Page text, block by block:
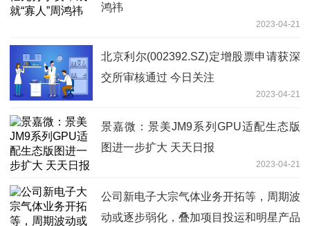
鸿祎
2023-04-21
北京利尔(002392.SZ)定增股票申请获深
交所审核通过 今日关注
2023-04-21
景嘉微：景美JM9系列GPU适配生态版
图进一步扩大 天天日报
2023-04-21
公司新电子大宗气体业务开拓等，周期波
动或逐步弱化，叠加项目投运和明星产品